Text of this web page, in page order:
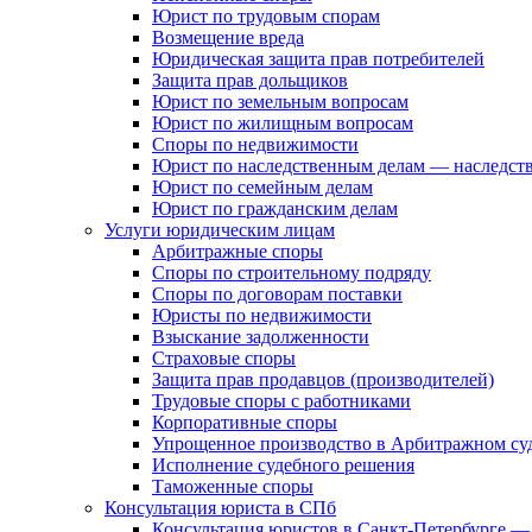
Юрист по трудовым спорам
Возмещение вреда
Юридическая защита прав потребителей
Защита прав дольщиков
Юрист по земельным вопросам
Юрист по жилищным вопросам
Споры по недвижимости
Юрист по наследственным делам —
Юрист по семейным делам
Юрист по гражданским делам
Услуги юридическим лицам
Арбитражные споры
Споры по строительному подряду
Споры по договорам поставки
Юристы по недвижимости
Взыскание задолженности
Страховые споры
Защита прав продавцов (производителей)
Трудовые споры с работниками
Корпоративные споры
Упрощенное производство в Арбитражном
Исполнение судебного решения
Таможенные споры
Консультация юриста в СПб